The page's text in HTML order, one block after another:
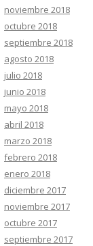
noviembre 2018
octubre 2018
septiembre 2018
agosto 2018
julio 2018
junio 2018
mayo 2018
abril 2018
marzo 2018
febrero 2018
enero 2018
diciembre 2017
noviembre 2017
octubre 2017
septiembre 2017